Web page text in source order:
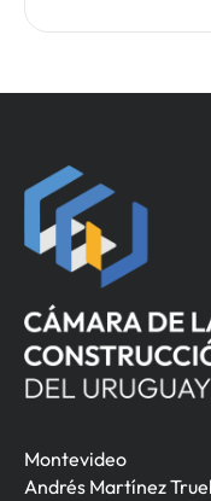
Montevideo
Andrés Martínez